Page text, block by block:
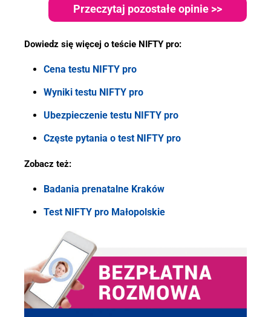
Przeczytaj pozostałe opinie >>
Dowiedz się więcej o teście NIFTY pro:
Cena testu NIFTY pro
Wyniki testu NIFTY pro
Ubezpieczenie testu NIFTY pro
Częste pytania o test NIFTY pro
Zobacz też:
Badania prenatalne Kraków
Test NIFTY pro Małopolskie